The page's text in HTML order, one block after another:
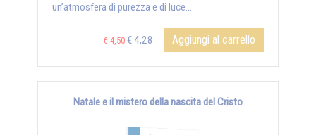
un’atmosfera di purezza e di luce...
€ 4,50 € 4,28 Aggiungi al carrello
Natale e il mistero della nascita del Cristo